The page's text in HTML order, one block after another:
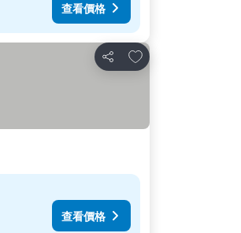
查看價格
分享
加入我的最愛
查看價格